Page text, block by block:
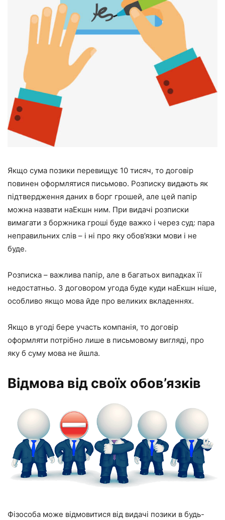
Якщо сума позики перевищує 10 тисяч, то договір
повинен оформлятися письмово. Розписку видають як
підтвердження даних в борг грошей, але цей папір
можна назвати наЕкшн ним. При видачі розписки
вимагати з боржника гроші буде важко і через суд: пара
неправильних слів – і ні про яку обов’язки мови і не
буде.
Розписка – важлива папір, але в багатьох випадках її
недостатньо. З договором угода буде куди наЕкшн ніше,
особливо якщо мова йде про великих вкладеннях.
Якщо в угоді бере участь компанія, то договір
оформляти потрібно лише в письмовому вигляді, про
яку б суму мова не йшла.
Відмова від своїх обов’язків
Фізособа може відмовитися від видачі позики в будь-